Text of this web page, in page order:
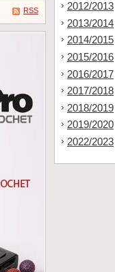
2012/2013
2013/2014
2014/2015
2015/2016
2016/2017
2017/2018
2018/2019
2019/2020
2022/2023
RSS